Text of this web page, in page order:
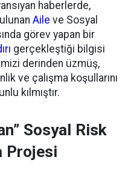
haberlerde,
Aile ve Sosyal
görev yapan bir
gerçekleştiği bilgisi
derinden üzmüş,
ve çalışma koşullarını
kılmıştır.
Sosyal Risk
Projesi